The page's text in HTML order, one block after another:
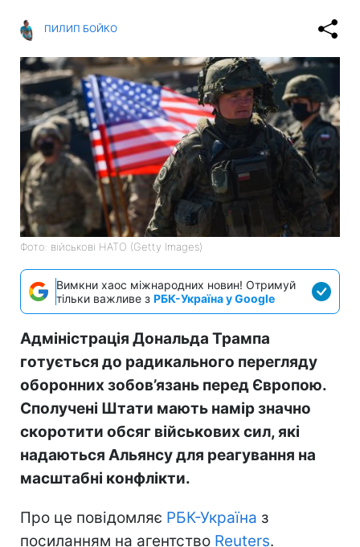
ПИЛИП БОЙКО
Фото: військові НАТО (Getty Images)
Вимкни хаос міжнародних новин! Отримуй
тільки важливе з РБК-Україна у Google
Адміністрація Дональда Трампа
готується до радикального перегляду
оборонних зобов’язань перед Європою.
Сполучені Штати мають намір значно
скоротити обсяг військових сил, які
надаються Альянсу для реагування на
масштабні конфлікти.
Про це повідомляє РБК-Україна з
посиланням на агентство Reuters.